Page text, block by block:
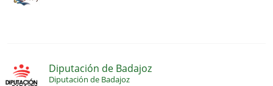
Diputación de Badajoz
Diputación de Badajoz